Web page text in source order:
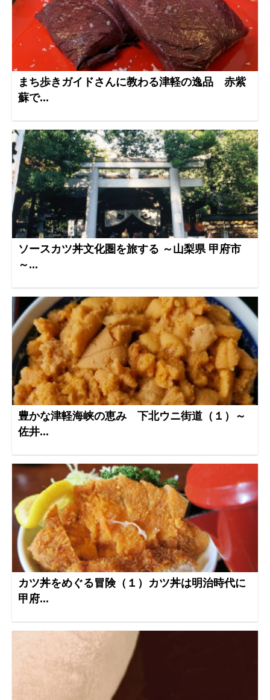
まち歩きガイドさんに教わる津軽の逸品 赤紫
蘇で...
ソースカツ丼文化圏を旅する ～山梨県 甲府市
～...
豊かな津軽海峡の恵み 下北ウニ街道（１）～
佐井...
カツ丼をめぐる冒険（１）カツ丼は明治時代に
甲府...